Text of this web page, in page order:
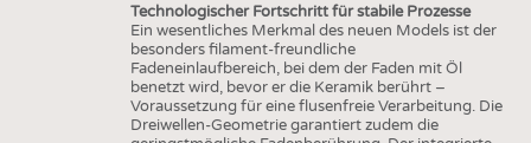
Technologischer Fortschritt für stabile Prozesse
Ein wesentliches Merkmal des neuen Models ist der
besonders filament-freundliche
Fadeneinlaufbereich, bei dem der Faden mit Öl
benetzt wird, bevor er die Keramik berührt –
Voraussetzung für eine flusenfreie Verarbeitung. Die
Dreiwellen-Geometrie garantiert zudem die